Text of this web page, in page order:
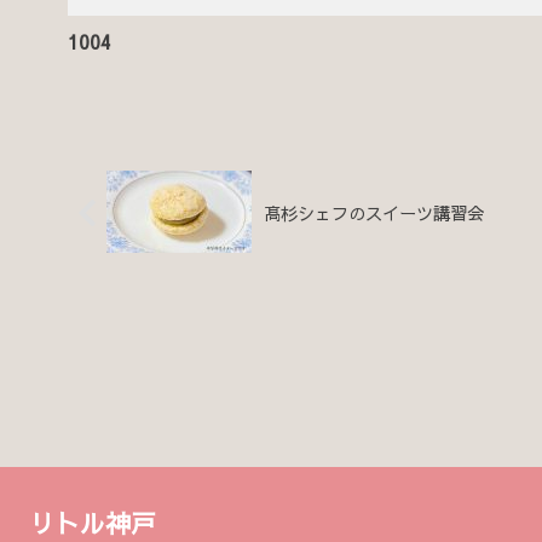
1004
髙杉シェフのスイーツ講習会
リトル神戸